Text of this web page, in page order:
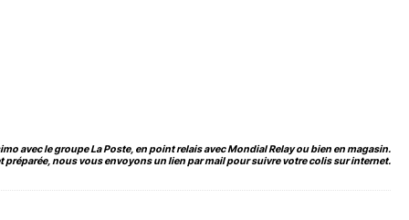
avec le groupe La Poste, en point relais avec Mondial Relay ou bien en magasin.
préparée, nous vous envoyons un lien par mail pour suivre votre colis sur internet.